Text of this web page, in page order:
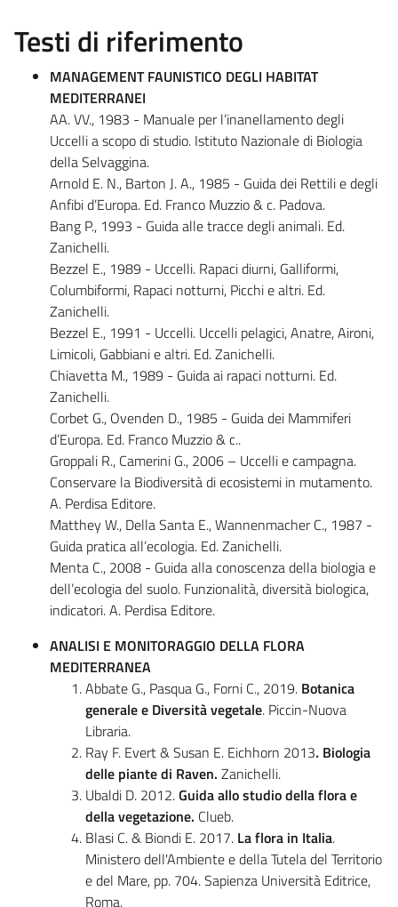
Testi di riferimento
MANAGEMENT FAUNISTICO DEGLI HABITAT
MEDITERRANEI
AA. VV., 1983 - Manuale per l’inanellamento degli
Uccelli a scopo di studio. Istituto Nazionale di Biologia
della Selvaggina.
Arnold E. N., Barton J. A., 1985 - Guida dei Rettili e degli
Anfibi d’Europa. Ed. Franco Muzzio & c. Padova.
Bang P., 1993 - Guida alle tracce degli animali. Ed.
Zanichelli.
Bezzel E., 1989 - Uccelli. Rapaci diurni, Galliformi,
Columbiformi, Rapaci notturni, Picchi e altri. Ed.
Zanichelli.
Bezzel E., 1991 - Uccelli. Uccelli pelagici, Anatre, Aironi,
Limicoli, Gabbiani e altri. Ed. Zanichelli.
Chiavetta M., 1989 - Guida ai rapaci notturni. Ed.
Zanichelli.
Corbet G., Ovenden D., 1985 - Guida dei Mammiferi
d’Europa. Ed. Franco Muzzio & c..
Groppali R., Camerini G., 2006 – Uccelli e campagna.
Conservare la Biodiversità di ecosistemi in mutamento.
A. Perdisa Editore.
Matthey W., Della Santa E., Wannenmacher C., 1987 -
Guida pratica all’ecologia. Ed. Zanichelli.
Menta C., 2008 - Guida alla conoscenza della biologia e
dell’ecologia del suolo. Funzionalità, diversità biologica,
indicatori. A. Perdisa Editore.
ANALISI E MONITORAGGIO DELLA FLORA
MEDITERRANEA
Abbate G., Pasqua G., Forni C., 2019. Botanica
generale e Diversità vegetale. Piccin-Nuova
Libraria.
Ray F. Evert & Susan E. Eichhorn 2013. Biologia
delle piante di Raven. Zanichelli.
Ubaldi D. 2012.Guida allo studio della flora e
della vegetazione. Clueb.
Blasi C. & Biondi E. 2017. La flora in Italia.
Ministero dell'Ambiente e della Tutela del Territorio
e del Mare, pp. 704. Sapienza Università Editrice,
Roma.